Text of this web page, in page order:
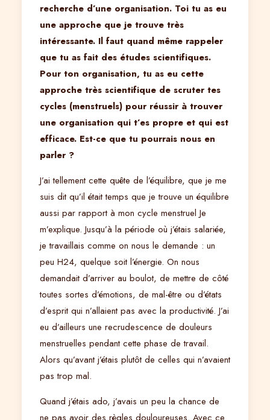
recherche d’une organisation. Toi tu as eu
une approche que je trouve très
intéressante. Il faut quand même rappeler
que tu as fait des études scientifiques.
Pour ton organisation, tu as eu cette
approche très scientifique de scruter tes
cycles (menstruels) pour réussir à trouver
une organisation qui t’es propre et qui est
efficace. Est-ce que tu pourrais nous en
parler ?
J’ai tellement cette quête de l’équilibre, que je me
suis dit qu’il était temps que je trouve un équilibre
aussi par rapport à mon cycle menstruel Je
m’explique. Jusqu’à la période où j’étais salariée,
je travaillais comme on nous le demande : un
peu H24, quelque soit l’énergie. On nous
demandait d’arriver au boulot, de mettre de côté
toutes sortes d’émotions, de mal-être ou d’états
d’esprit qui n’allaient pas avec la productivité. J’ai
eu d’ailleurs une recrudescence de douleurs
menstruelles pendant cette phase de travail.
Alors qu’avant j’étais plutôt de celles qui n’avaient
pas trop mal.
Quand j’étais ado, j’avais un peu la chance de